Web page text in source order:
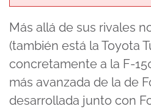
Más allá de sus rivales
(también está la Toyota
concretamente a la F-
más avanzada de la de
desarrollada junto con